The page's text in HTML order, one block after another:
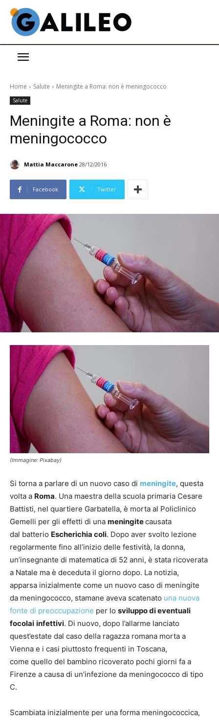
Home Salute Meningite a Roma: non è meningococco
Salute
Meningite a Roma: non è
meningococco
Mattia Maccarone 28/12/2016
Facebook Twitter
(Immagine: Pixabay)
Si torna a parlare di un nuovo caso di meningite, questa
volta a Roma. Una maestra della scuola primaria Cesare
Battisti, nel quartiere Garbatella, è morta al Policlinico
Gemelli per gli effetti di una meningitecausata
dal batterio Escherichia coli. Dopo aver svolto lezione
regolarmente fino all’inizio delle festività, la donna,
un’insegnante di matematica di 52 anni, è stata ricoverata
a Natale ma è deceduta il giorno dopo. La notizia,
apparsa inizialmente come un nuovo caso di meningite
da meningococco, stamane aveva scatenato una nuova
fonte di preoccupazione per lo sviluppo di eventuali
focolai infettivi. Di nuovo, dopo l’allarme lanciato
quest’estate dal caso della ragazza romana morta a
Vienna e i casi piuttosto frequenti in Toscana,
come quello del bambino ricoverato pochi giorni fa a
Firenze a causa di un’infezione da meningococco di tipo
C.
Scambiata inizialmente per una forma meningococcica,